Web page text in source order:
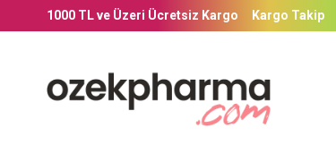
1000 TL ve Üzeri Ücretsiz Kargo Kargo Takip